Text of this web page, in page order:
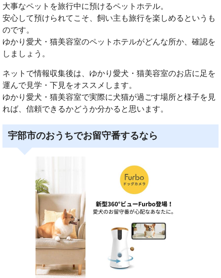
大事なペットを旅行中に預けるペットホテル。
安心して預けられてこそ、飼い主も旅行を楽しめるというも
のです。
ゆかり愛犬・猫美容室のペットホテルがどんな所か、確認を
しましょう。
ネットで情報収集後は、ゆかり愛犬・猫美容室のお店に足を
運んで見学・下見をオススメします。
ゆかり愛犬・猫美容室で実際に犬猫が過ごす場所と様子を見
れば、信頼できるかどうか分かると思います。
宇部市のおうちでお留守番するなら